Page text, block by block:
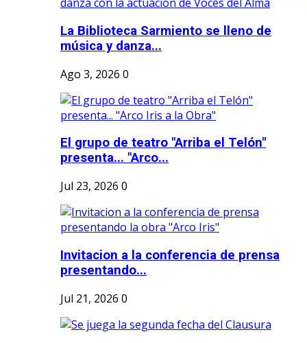
La Biblioteca Sarmiento se lleno de
música y danza...
Ago 3, 2026 0
El grupo de teatro "Arriba el Telón"
presenta... "Arco...
Jul 23, 2026 0
Invitacion a la conferencia de prensa
presentando...
Jul 21, 2026 0